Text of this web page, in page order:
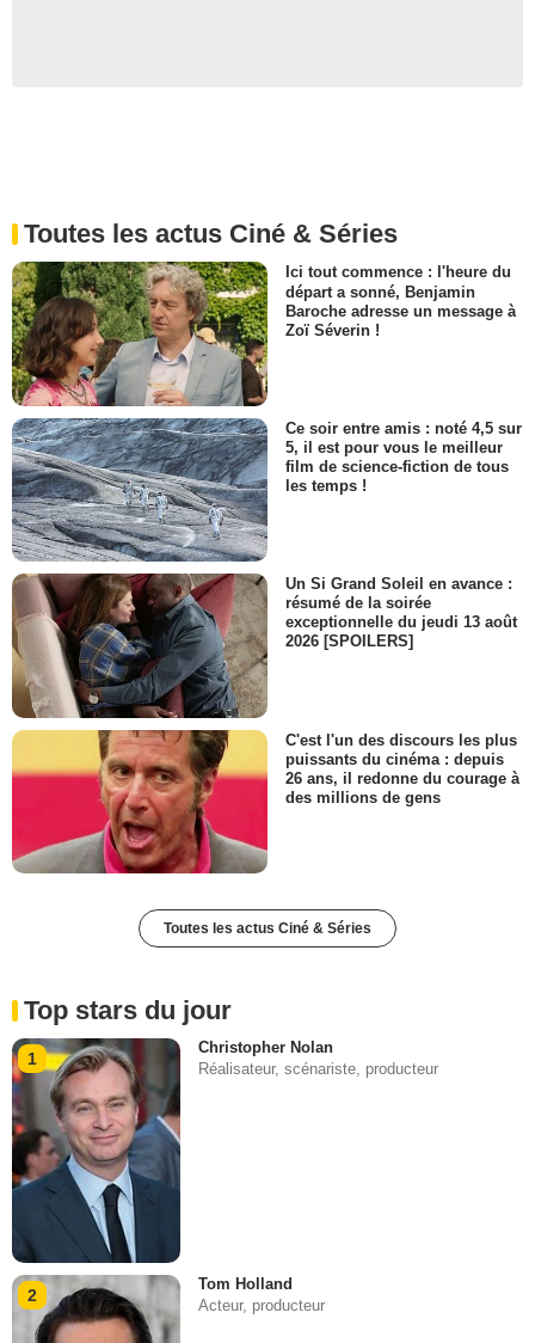
Toutes les actus Ciné & Séries
Ici tout commence : l'heure du
départ a sonné, Benjamin
Baroche adresse un message à
Zoï Séverin !
Ce soir entre amis : noté 4,5 sur
5, il est pour vous le meilleur
film de science-fiction de tous
les temps !
Un Si Grand Soleil en avance :
résumé de la soirée
exceptionnelle du jeudi 13 août
2026 [SPOILERS]
C'est l'un des discours les plus
puissants du cinéma : depuis
26 ans, il redonne du courage à
des millions de gens
Toutes les actus Ciné & Séries
Top stars du jour
1
Christopher Nolan
Réalisateur, scénariste, producteur
2
Tom Holland
Acteur, producteur